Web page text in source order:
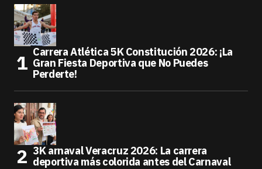
Carrera Atlética 5K Constitución 2026: ¡La
Gran Fiesta Deportiva que No Puedes
Perderte!
3K arnaval Veracruz 2026: La carrera
deportiva más colorida antes del Carnaval